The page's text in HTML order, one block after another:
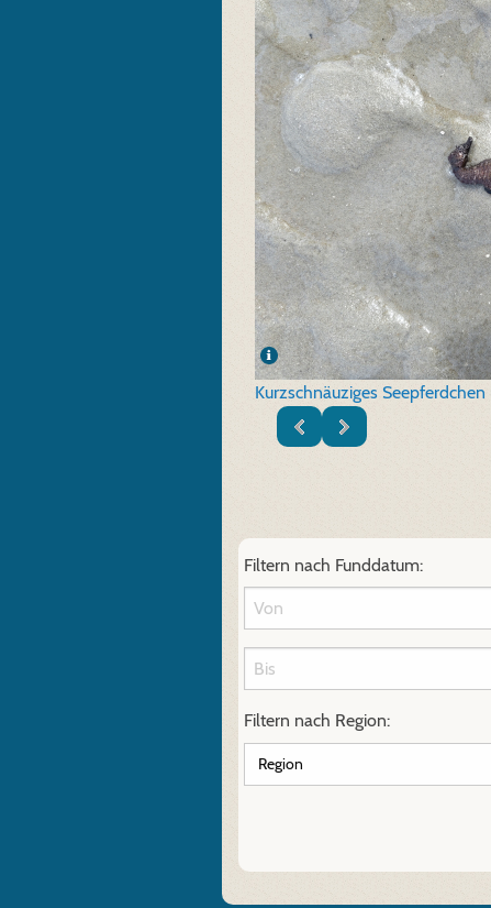
Kurzschnäuziges
Filtern nach Funddatum:
Filtern nach Region: